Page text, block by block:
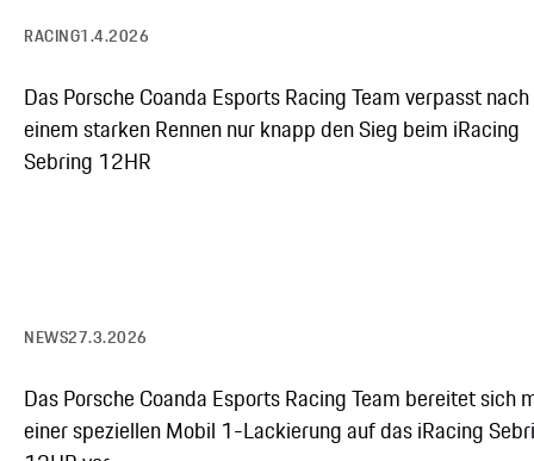
RACING1.4.2026
Das Porsche Coanda Esports Racing Team verpasst nach
einem starken Rennen nur knapp den Sieg beim iRacing
Sebring 12HR
NEWS27.3.2026
Das Porsche Coanda Esports Racing Team bereitet sich
einer speziellen Mobil 1-Lackierung auf das iRacing